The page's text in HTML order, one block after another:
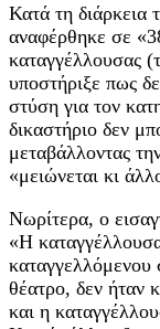
Κατά τη διάρκεια
αναφέρθηκε σε
καταγγέλλουσας
υποστήριξε πως
στύση για τον
δικαστήριο δεν
μεταβάλλοντας
«μειώνεται κι
Νωρίτερα, ο
«Η
καταγγελλόμενου
θέατρο, δεν ήταν
και η